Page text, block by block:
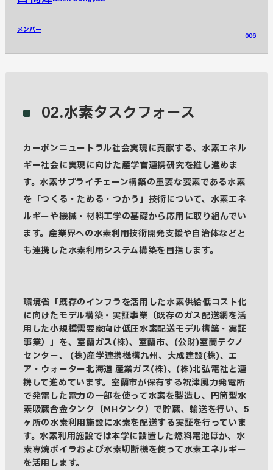
メンバー
006
02.水素タスクフォース
カーボンニュートラル社会実現に貢献する、水素エネル
ギー社会に実現に向けた産学官連携研究を推し進めま
す。水素サプライチェーン構築の重要な要素である水素
を「つくる・ためる・つかう」技術について、水素エネ
ルギーや機械・材料工学の基礎から応用に取り組んでい
ます。産業界への水素利用技術開発支援や自治体などと
も連携した水素利用システム構築を目指します。
環境省「既存のインフラを活用した水素供給低コスト化
に向けたモデル構築・実証事業（既存のガス配送網を活
用した小規模需要家向け低圧水素配送モデル構築・実証
事業）」を、室蘭ガス(株)、室蘭市、(公財)室蘭テクノ
センター、 (株)産学連携機構九州、大成建設(株)、エ
ア・ウォーター北海道 産業ガス(株)、(株)北弘電社と連
携して進めています。室蘭市が保有する祝津風力発電所
で発電した電力の一部を使って水素を製造し、円筒型水
素吸蔵合金タンク（MHタンク）で貯蔵、輸送を行い、5
ヶ所の水素利用施設に水素を配送する実証を行っていま
す。水素利用施設では本学に設置した燃料電池ほか、水
素専焼ボイラおよび水素切断機を使って水素エネルギー
を活用します。